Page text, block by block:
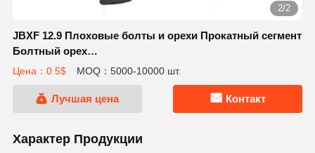
1/2
JBXF 12.9 Плоховые болты и орехи Прокатный сегмент
Болтный орех
6V0937+7H3607/5J4773+2J3506/4J9058+2J3507/9S1838
Цена：0.5$ MOQ：5000-10000 шт.
Лучшая цена Контакт
Характер Продукции